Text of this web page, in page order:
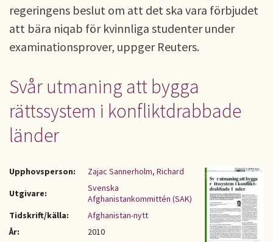
regeringens beslut om att det ska vara förbjudet
att bära niqab för kvinnliga studenter under
examinationsprover, uppger Reuters.
Svår utmaning att bygga
rättssystem i konfliktdrabbade
länder
Upphovsperson:
Zajac Sannerholm, Richard
Utgivare:
Svenska
Afghanistankommittén (SAK)
Tidskrift/källa:
Afghanistan-nytt
År:
2010